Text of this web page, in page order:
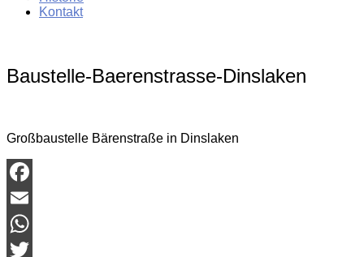
Kontakt
Baustelle-Baerenstrasse-Dinslaken
Großbaustelle Bärenstraße in Dinslaken
Facebook
Email
WhatsApp